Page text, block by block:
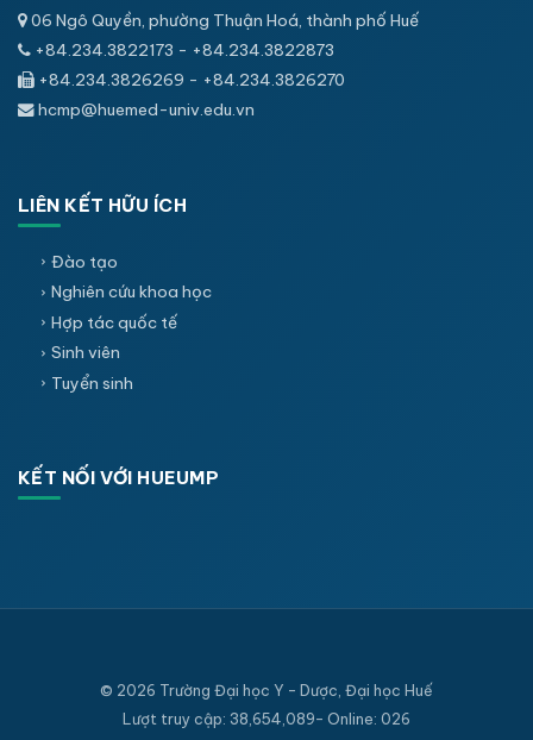
06 Ngô Quyền, phường Thuận Hoá, thành phố Huế
+84.234.3822173 - +84.234.3822873
+84.234.3826269 - +84.234.3826270
hcmp@huemed-univ.edu.vn
LIÊN KẾT HỮU ÍCH
Đào tạo
Nghiên cứu khoa học
Hợp tác quốc tế
Sinh viên
Tuyển sinh
KẾT NỐI VỚI HUEUMP
© 2026 Trường Đại học Y - Dược, Đại học Huế
Lượt truy cập: 38,654,089- Online: 026